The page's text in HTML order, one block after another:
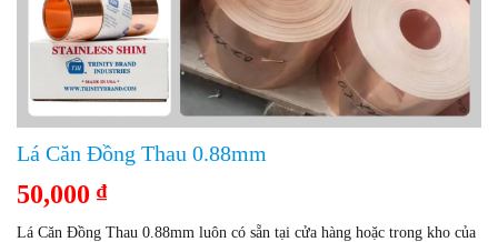
Lá Căn Đồng Thau 0.88mm
50,000 ₫
Lá Căn Đồng Thau 0.88mm luôn có sẵn tại cửa hàng hoặc trong kho của